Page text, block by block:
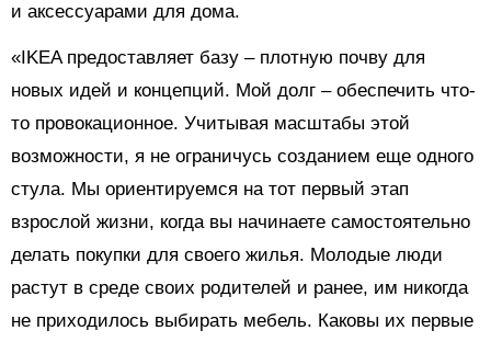
и аксессуарами для дома.
«IKEA предоставляет базу – плотную почву для
новых идей и концепций. Мой долг – обеспечить что-
то провокационное. Учитывая масштабы этой
возможности, я не ограничусь созданием еще одного
стула. Мы ориентируемся на тот первый этап
взрослой жизни, когда вы начинаете самостоятельно
делать покупки для своего жилья. Молодые люди
растут в среде своих родителей и ранее, им никогда
не приходилось выбирать мебель. Каковы их первые